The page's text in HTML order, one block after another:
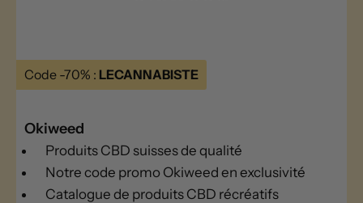
Code -70% : LECANNABISTE
Okiweed
Produits CBD suisses de qualité
Notre code promo Okiweed en exclusivité
Catalogue de produits CBD récréatifs